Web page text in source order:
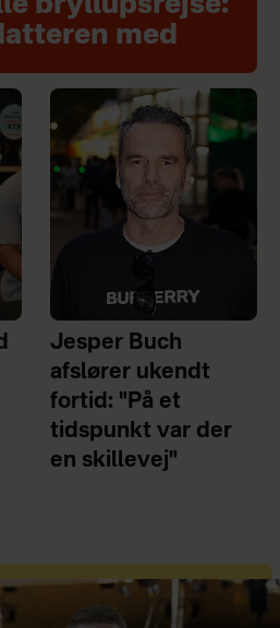
bryllupsrejse:
med
Jesper Buch
afslører ukendt
fortid: "På et
tidspunkt var der
en skillevej"